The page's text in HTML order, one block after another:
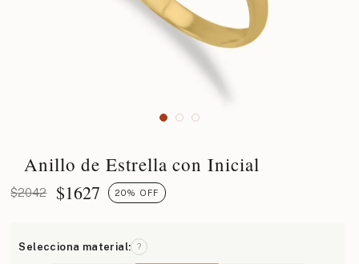
Anillo de Estrella con Inicial
$2042 $1627 20% OFF
Selecciona material: ?